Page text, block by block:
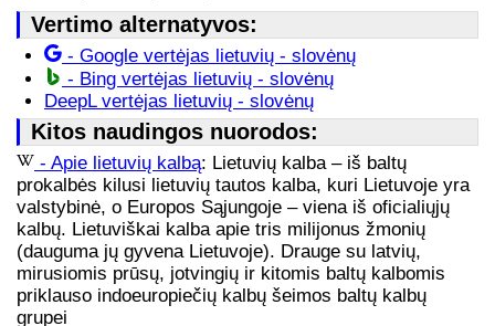
Vertimo alternatyvos:
- Google vertėjas lietuvių - slovėnų
- Bing vertėjas lietuvių - slovėnų
DeepL vertėjas lietuvių - slovėnų
Kitos naudingos nuorodos:
- Apie lietuvių kalbą: Lietuvių kalba – iš baltų
prokalbės kilusi lietuvių tautos kalba, kuri Lietuvoje yra
valstybinė, o Europos Sąjungoje – viena iš oficialiųjų
kalbų. Lietuviškai kalba apie tris milijonus žmonių
(dauguma jų gyvena Lietuvoje). Drauge su latvių,
mirusiomis prūsų, jotvingių ir kitomis baltų kalbomis
priklauso indoeuropiečių kalbų šeimos baltų kalbų
grupei